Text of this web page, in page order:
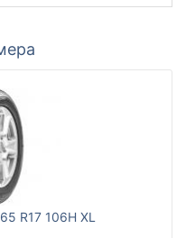
R17 106H XL